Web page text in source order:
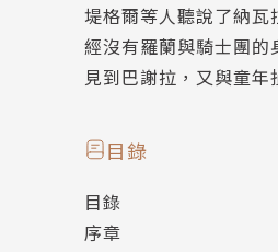
堤格爾等人聽說了納
經沒有羅蘭與騎士團的
見到巴謝拉，又與童
目錄
目錄
序章